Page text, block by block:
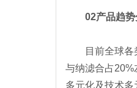
02产品趋势
目前全球各类
与纳滤合占
多元化及技术多